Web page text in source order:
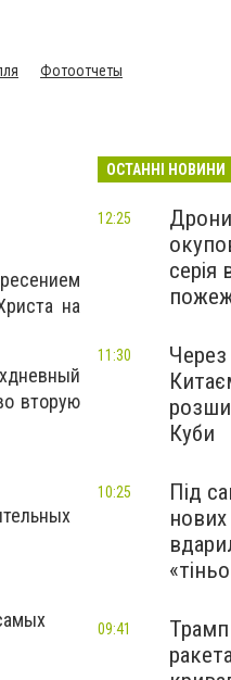
Фотоотчеты
на
вторую
ОСТАННІ НОВИНИ
серія
12:25
Через
Куби
11:30
Під
нових
10:25
Трамп
09:41